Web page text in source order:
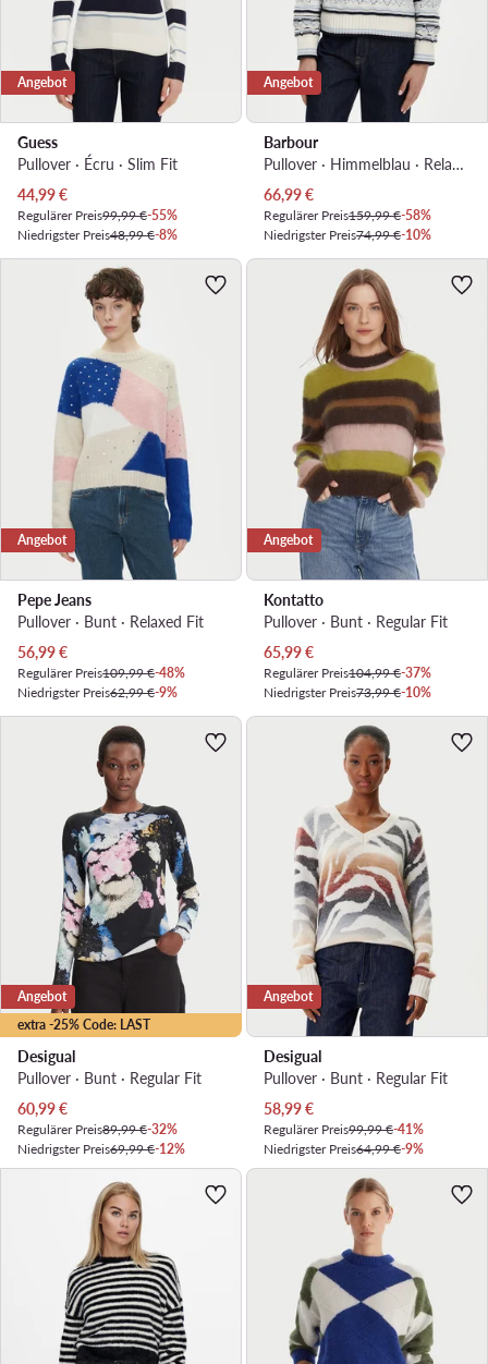
Angebot
Guess
Pullover · Écru · Slim Fit
Aktueller Preis
44,99€
Regulärer Preis99,99 €-55%
Niedrigster Preis48,99 €-8%
Angebot
Barbour
Pullover · Himmelblau · Relaxed Fit
Aktueller Preis
66,99€
Regulärer Preis159,99 €-58%
Niedrigster Preis74,99 €-10%
Angebot
Pepe Jeans
Pullover · Bunt · Relaxed Fit
Aktueller Preis
56,99€
Regulärer Preis109,99 €-48%
Niedrigster Preis62,99 €-9%
Angebot
Kontatto
Pullover · Bunt · Regular Fit
Aktueller Preis
65,99€
Regulärer Preis104,99 €-37%
Niedrigster Preis73,99 €-10%
extra -25% Code: LAST
Angebot
Desigual
Pullover · Bunt · Regular Fit
Aktueller Preis
60,99€
Regulärer Preis89,99 €-32%
Niedrigster Preis69,99 €-12%
Angebot
Desigual
Pullover · Bunt · Regular Fit
Aktueller Preis
58,99€
Regulärer Preis99,99 €-41%
Niedrigster Preis64,99 €-9%